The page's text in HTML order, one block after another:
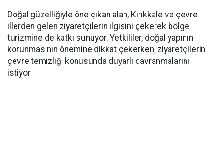
Doğal güzelliğiyle öne çıkan alan, Kırıkkale ve çevre
illerden gelen ziyaretçilerin ilgisini çekerek bölge
turizmine de katkı sunuyor. Yetkililer, doğal yapının
korunmasının önemine dikkat çekerken, ziyaretçilerin
çevre temizliği konusunda duyarlı davranmalarını
istiyor.